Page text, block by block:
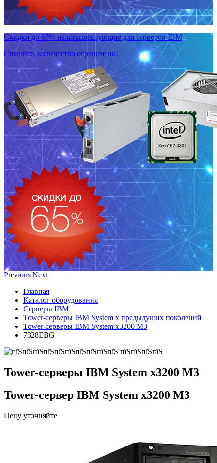
Скидки до 65% на комплектующие для серверов IBM
Спешите, количество ограничено!
Previous Next
Главная
Каталог оборудования
Серверы IBM
Tower-серверы IBM System x предыдущих поколений
Tower-серверы IBM System x3200 M3
7328EBG
Tower-серверы IBM System x3200 M3
Tower-сервер IBM System x3200 M3
Цену уточняйте